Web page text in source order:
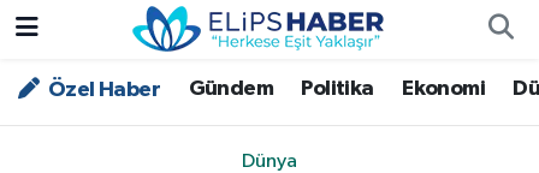
Özel Haber Gündem Politika Ekonomi
Dünya
Özel Haber
Nöbetçi Eczaneler